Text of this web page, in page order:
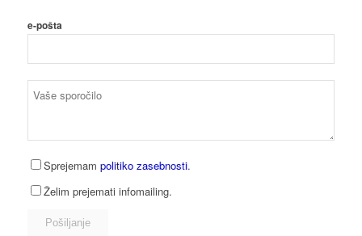
e-pošta
Sprejemam politiko zasebnosti.
Želim prejemati infomailing.